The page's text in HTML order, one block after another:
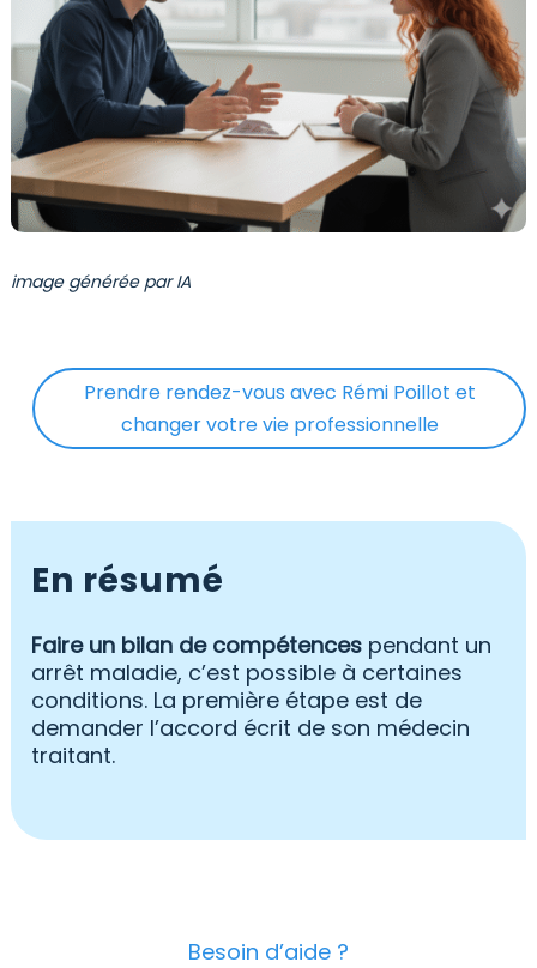
image générée par IA
Prendre rendez-vous avec Rémi Poillot et
changer votre vie professionnelle
En résumé
Faire un bilan de compétences pendant un
arrêt maladie, c’est possible à certaines
conditions. La première étape est de
demander l’accord écrit de son médecin
traitant.
Besoin d’aide ?